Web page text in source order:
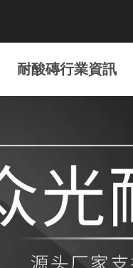
耐酸磚行業資訊